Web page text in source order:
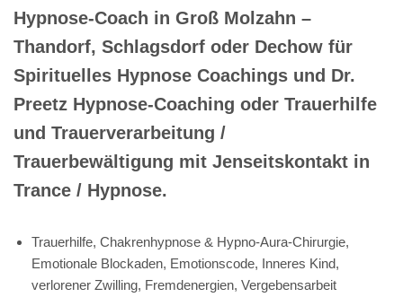
Hypnose-Coach in Groß Molzahn –
Thandorf, Schlagsdorf oder Dechow für
Spirituelles Hypnose Coachings und Dr.
Preetz Hypnose-Coaching oder Trauerhilfe
und Trauerverarbeitung /
Trauerbewältigung mit Jenseitskontakt in
Trance / Hypnose.
Trauerhilfe, Chakrenhypnose & Hypno-Aura-Chirurgie,
Emotionale Blockaden, Emotionscode, Inneres Kind,
verlorener Zwilling, Fremdenergien, Vergebensarbeit